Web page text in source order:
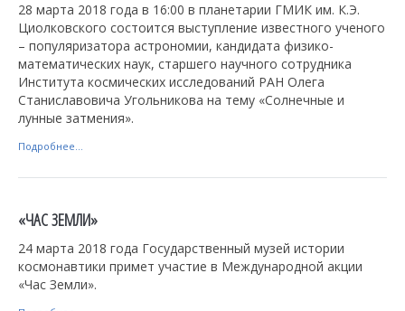
28 марта 2018 года в 16:00 в планетарии ГМИК им. К.Э.
Циолковского состоится выступление известного ученого
– популяризатора астрономии, кандидата физико-
математических наук, старшего научного сотрудника
Института космических исследований РАН Олега
Станиславовича Угольникова на тему «Солнечные и
лунные затмения».
Подробнее...
«ЧАС ЗЕМЛИ»
24 марта 2018 года Государственный музей истории
космонавтики примет участие в Международной акции
«Час Земли».